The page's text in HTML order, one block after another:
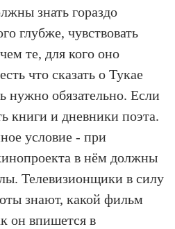
знать гораздо
глубже, чувствовать
те, для кого оно
что сказать о Тукае
нужно обязательно. Если
книги и дневники поэта.
условие - при
в нём должны
Телевизионщики в силу
знают, какой фильм
он впишется в